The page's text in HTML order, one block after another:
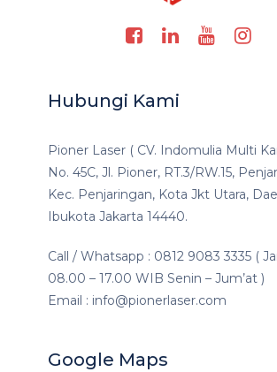
Hubungi Kami
Pioner Laser ( CV. Indomulia Multi
No. 45C, Jl. Pioner, RT.3/RW.15,
Kec. Penjaringan, Kota Jkt Utara,
Ibukota Jakarta 14440.
Call / Whatsapp : 0812 9083 3335 (
08.00 – 17.00 WIB Senin – Jum’at )
Email : info@pionerlaser.com
Google Maps